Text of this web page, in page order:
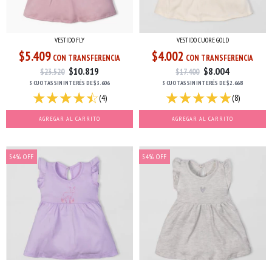
VESTIDO FLY
$5.409 CON TRANSFERENCIA
$23.520 $10.819
3 CUOTASSIN INTERÉS DE$3.606
(4)
AGREGAR AL CARRITO
VESTIDO CUORE GOLD
$4.002 CON TRANSFERENCIA
$17.400 $8.004
3 CUOTASSIN INTERÉS DE$2.668
(8)
AGREGAR AL CARRITO
54% OFF 54% OFF